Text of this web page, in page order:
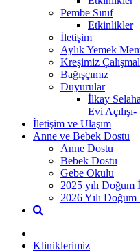
Pembe Sınıf
Etkinlikler
İletişim
Aylık Yemek
Kreşimiz
Bağışçımız
Duyurular
İlkay
Evi
İletişim ve Ulaşım
Anne ve Bebek Dostu
Anne Dostu
Bebek Dostu
Gebe Okulu
2025 yılı Doğum
2026 Yılı
Kliniklerimiz